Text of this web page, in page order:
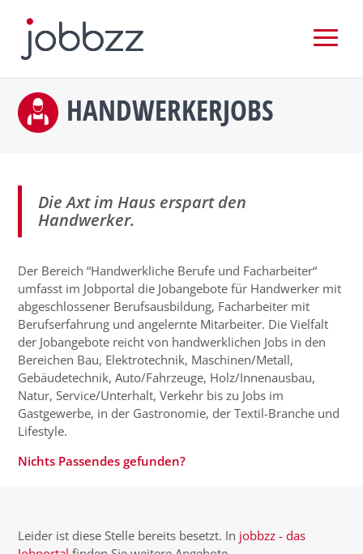
HANDWERKERJOBS
Die Axt im Haus erspart den
Handwerker.
Der Bereich “Handwerkliche Berufe und Facharbeiter“
umfasst im Jobportal die Jobangebote für Handwerker mit
abgeschlossener Berufsausbildung, Facharbeiter mit
Berufserfahrung und angelernte Mitarbeiter. Die Vielfalt
der Jobangebote reicht von handwerklichen Jobs in den
Bereichen Bau, Elektrotechnik, Maschinen/Metall,
Gebäudetechnik, Auto/Fahrzeuge, Holz/Innenausbau,
Natur, Service/Unterhalt, Verkehr bis zu Jobs im
Gastgewerbe, in der Gastronomie, der Textil-Branche und
Lifestyle.
Nichts Passendes gefunden?
Leider ist diese Stelle bereits besetzt. In jobbzz - das